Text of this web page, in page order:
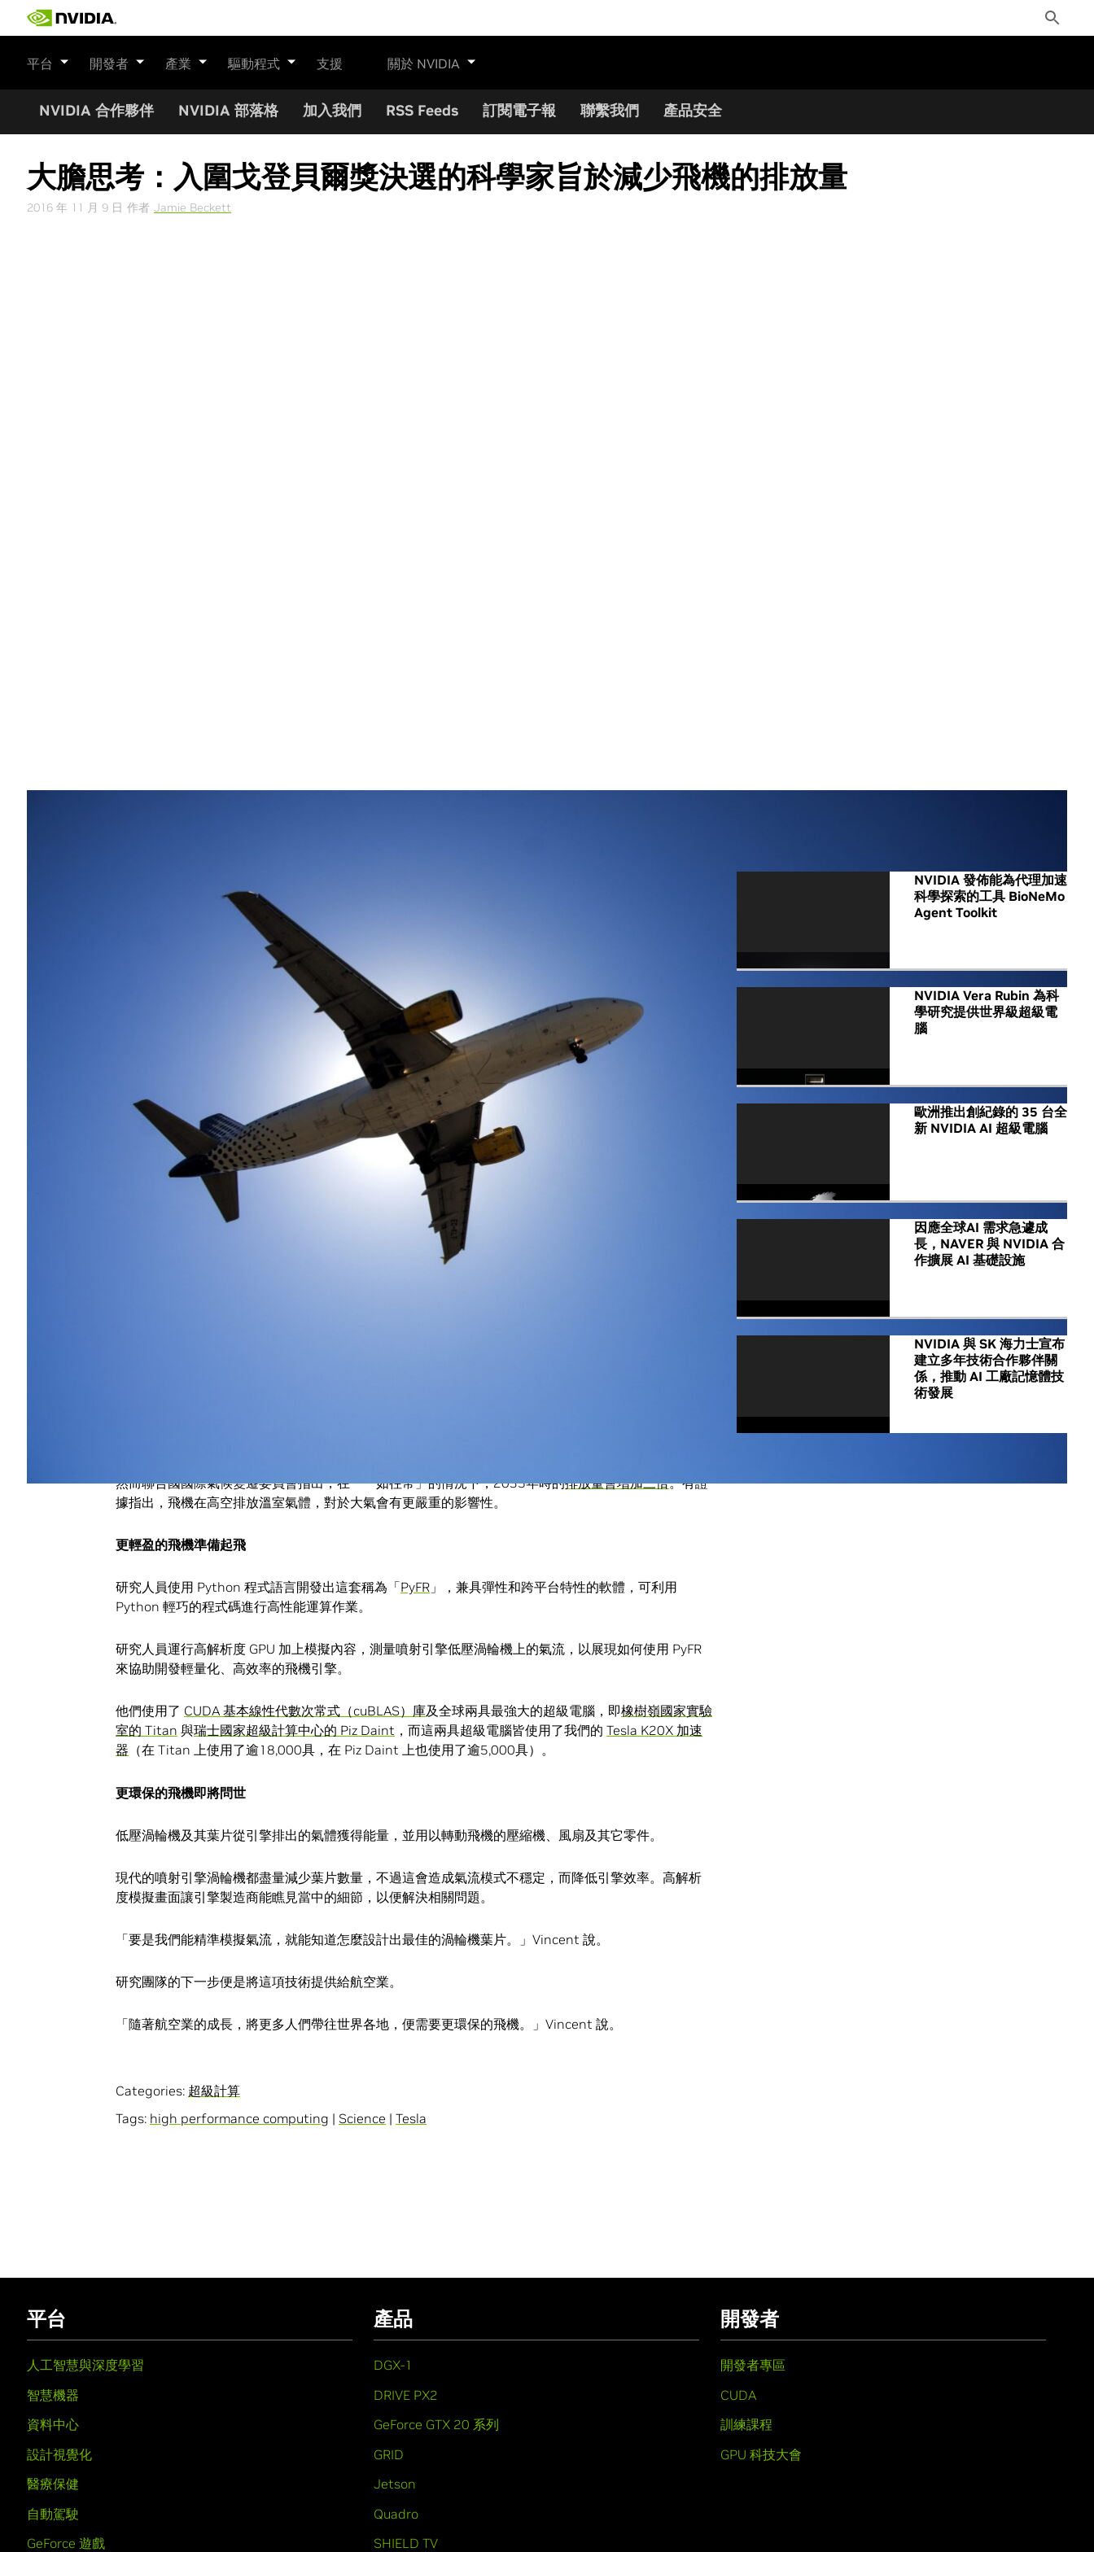
Toggle
Search
平台 開發者 產業 驅動程式 支援 關於 NVIDIA
NVIDIA 合作夥伴 NVIDIA 部落格 加入我們 RSS Feeds 訂閱電子報 聯繫我們 產品安全
大膽思考：入圍戈登貝爾獎決選的科學家旨於減少飛機的排放量
2016 年 11 月 9 日 作者 Jamie Beckett
Vincent 及其在倫敦帝國學院的研究團隊，正在致力於讓製造商易於設計和測試更環保的飛機。
「在大西洋兩側的歐美各國都認同這項議題，我們急切需要新式科技來解決它。」身為倫敦帝國學院航
空學系助理教授，同時也是英國工程暨物理科學研究委員會會員的 Vincent 說。
重量較輕的飛機排放出較少量的溫室氣體，而許多設計師將注意力集中在減少噴射引擎渦輪機的重量
上。研究團隊創造出一套開放源碼軟體，讓設計師們能使用有 GPU 助力的超級電腦，以更有效率且準確
排放量有可能會增加三倍
這項研究使得 Vincent 及其團隊入圍被視為「超級電腦界諾貝爾獎」之ACM 戈登貝爾獎（Gordon Bell
決選的六支隊伍。這個獎項每年在超級電腦大會上頒發，表揚使用最大型、運算能力最強大之超
級電腦在科學研究方面的卓越成就。
大會上，將宣布下一位戈登貝爾獎的得主。而11月16日 Vincent
然而聯合國國際氣候變遷委員會指出，在「一如往常」的情況下，2035年時的排放量會增加三倍。有證
據指出，飛機在高空排放溫室氣體，對於大氣會有更嚴重的影響性。
更輕盈的飛機準備起飛
研究人員使用 Python 程式語言開發出這套稱為「PyFR 」，兼具彈性和跨平台特性的軟體，可利用
Python 輕巧的程式碼進行高性能運算作業。
研究人員運行高解析度 GPU 加上模擬內容，測量噴射引擎低壓渦輪機上的氣流，以展現如何使用 PyFR
來協助開發輕量化、高效率的飛機引擎。
他們使用了 CUDA 基本線性代數次常式（cuBLAS）庫及全球兩具最強大的超級電腦，即橡樹嶺國家實驗
室的 Titan 與瑞士國家超級計算中心的 Piz Daint ，而這兩具超級電腦皆使用了我們的 Tesla K20X 加速
器 （在 Titan 上使用了逾18,000具，在 Piz Daint 上也使用了逾5,000具）。
更環保的飛機即將問世
低壓渦輪機及其葉片從引擎排出的氣體獲得能量，並用以轉動飛機的壓縮機、風扇及其它零件。
現代的噴射引擎渦輪機都盡量減少葉片數量，不過這會造成氣流模式不穩定，而降低引擎效率。高解析
度模擬畫面讓引擎製造商能瞧見當中的細節，以便解決相關問題。
「要是我們能精準模擬氣流，就能知道怎麼設計出最佳的渦輪機葉片。」Vincent 說。
研究團隊的下一步便是將這項技術提供給航空業。
「隨著航空業的成長，將更多人們帶往世界各地，便需要更環保的飛機。」Vincent 說。
Categories: 超級計算
Tags: high performance computing | Science | Tesla
NVIDIA 發佈能為代理加速
科學探索的工具 BioNeMo
Agent Toolkit
NVIDIA Vera Rubin 為科
學研究提供世界級超級電
腦
歐洲推出創紀錄的 35 台全
新 NVIDIA AI 超級電腦
因應全球AI 需求急遽成
長，NAVER 與 NVIDIA 合
作擴展 AI 基礎設施
NVIDIA 與 SK 海力士宣布
建立多年技術合作夥伴關
係，推動 AI 工廠記憶體技
術發展
平台
人工智慧與深度學習
智慧機器
資料中心
設計視覺化
醫療保健
自動駕駛
GeForce 遊戲
產品
DGX-1
DRIVE PX2
GeForce GTX 20 系列
GRID
Jetson
Quadro
SHIELD TV
開發者
開發者專區
CUDA
訓練課程
GPU 科技大會